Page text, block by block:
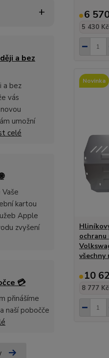
a bez
a bez
vás
umožní
celé
Vaše
kartou
Apple
zvyšení
💳
přinášíme
naší pobočče
6
5 430 Kč
Novinka
všechny
10
8 777 Kč